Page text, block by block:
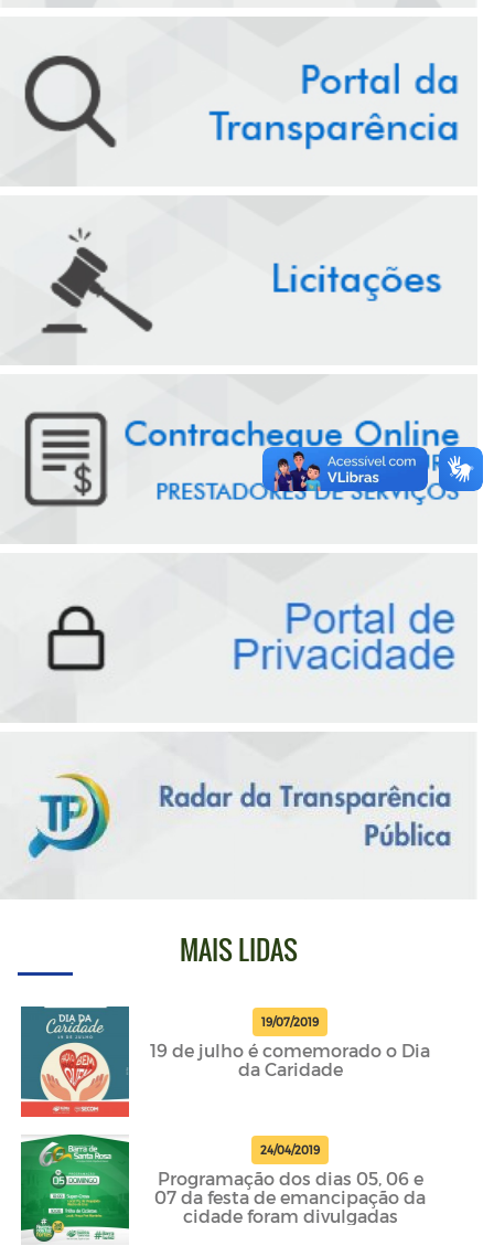
MAIS LIDAS
19/07/2019
19 de julho é comemorado o Dia
da Caridade
24/04/2019
Programação dos dias 05, 06 e
07 da festa de emancipação da
cidade foram divulgadas